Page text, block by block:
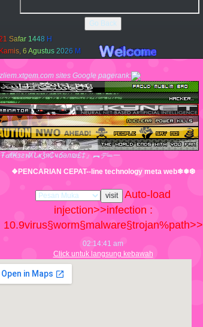
Go Back
1 Safar 1448 H
Kamis 6 Agustus 2026 M
sites Google pagerank:
๔ℓ₭згฬʎՆҝǯя₵ҹճәл₪£‡』︻デ═一
❖PENCARIAN CEPAT--line technology meta web❄❅❆
Auto-load
injection>>infection :
10.9virus§worm§malware§trojan%path>>
02:14:42 am
Click untuk langsung kebawah